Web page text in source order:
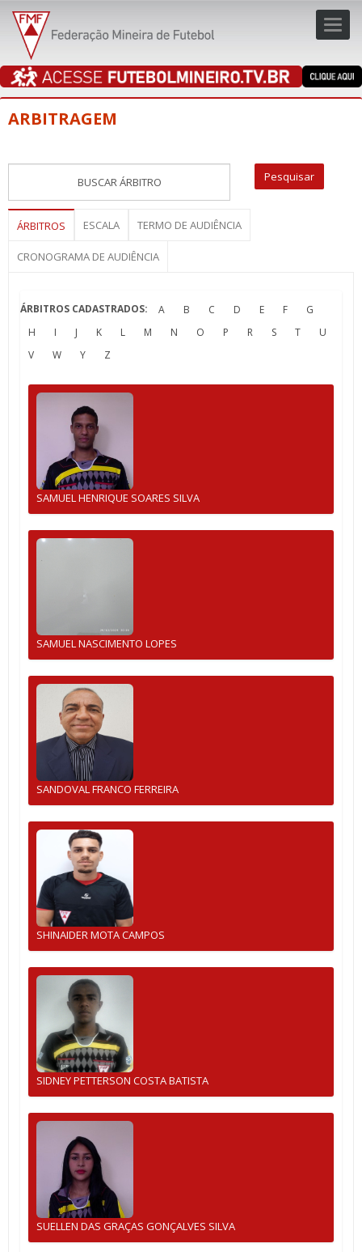
ARBITRAGEM
ÁRBITROS ESCALA TERMO DE AUDIÊNCIA
CRONOGRAMA DE AUDIÊNCIA
ÁRBITROS CADASTRADOS: A B C D E F
G
H
I J K L M N O P R S T
U
V
W Y Z
SAMUEL HENRIQUE SOARES SILVA
SAMUEL NASCIMENTO LOPES
SANDOVAL FRANCO FERREIRA
SHINAIDER MOTA CAMPOS
SIDNEY PETTERSON COSTA BATISTA
SUELLEN DAS GRAÇAS GONÇALVES SILVA